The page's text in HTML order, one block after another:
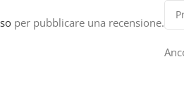
per pubblicare una recensione.